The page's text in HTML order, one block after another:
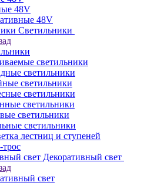
48V
48V
Светильники
светильники
светильники
светильники
светильники
светильники
светильники
светильники
лестниц и ступеней
трос
Декоративный свет
свет